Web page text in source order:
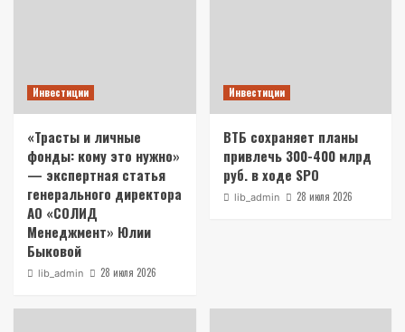
Инвестиции
«Трасты и личные
фонды: кому это нужно»
— экспертная статья
генерального директора
АО «СОЛИД
Менеджмент» Юлии
Быковой
lib_admin 28 июля 2026
Инвестиции
ВТБ сохраняет планы
привлечь 300-400 млрд
руб. в ходе SPO
lib_admin 28 июля 2026